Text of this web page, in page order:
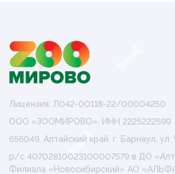
Лицензия: Л042-00118-22/00004250
ООО «ЗООМИРОВО», ИНН 2225222599
656049, Алтайский край, г. Барнаул, ул.
р/с 40702810023100007579 в ДО
Филиала «Новосибирский» АО